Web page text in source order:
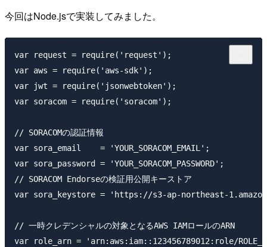
今回はNode.jsで実装してみました。
var request = require('request');
var aws = require('aws-sdk');
var jwt = require('jsonwebtoken');
var soracom = require('soracom');
// SORACOMの認証情報
var sora_email    = 'YOUR_SORACOM_EMAIL';
var sora_password = 'YOUR_SORACOM_PASSWORD';
// SORACOM Endorseの検証用公開キーストア
var sora_keystore = 'https://s3-ap-northeast-
// 一時クレデンシャルの対象となるAWS IAMロールのARN
var role_arn = 'arn:aws:iam::123456789012:role/